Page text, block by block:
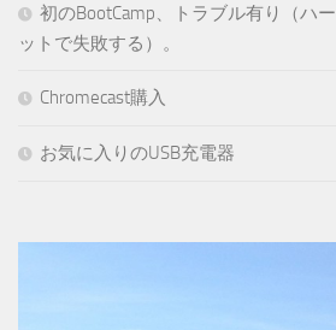
初のBootCamp、トラブル有り（ハ
ットで失敗する）。
Chromecast購入
お気に入りのUSB充電器